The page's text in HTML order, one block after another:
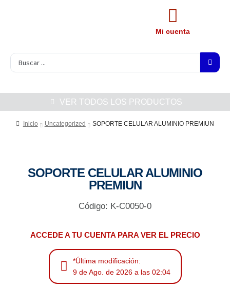
Mi cuenta
VER TODOS LOS PRODUCTOS
Inicio Uncategorized SOPORTE CELULAR ALUMINIO PREMIUN
SOPORTE CELULAR ALUMINIO
PREMIUN
Código: K-C0050-0
ACCEDE A TU CUENTA PARA VER EL PRECIO
*Última modificación:
9 de Ago. de 2026 a las 02:04